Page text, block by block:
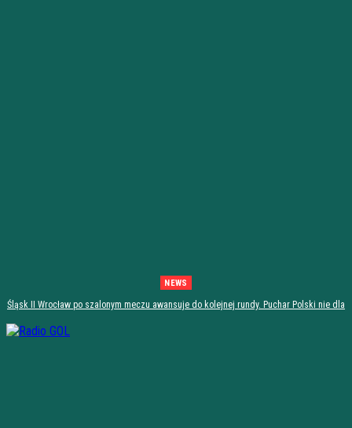
NEWS
Śląsk II Wrocław po szalonym meczu awansuje do kolejnej rundy. Puchar Polski nie dla